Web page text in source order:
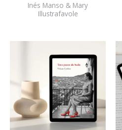
Inés Manso & Mary
Illustrafavole